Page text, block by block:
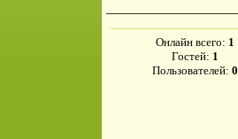
Онлайн всего: 1
Гостей: 1
Пользователей: 0